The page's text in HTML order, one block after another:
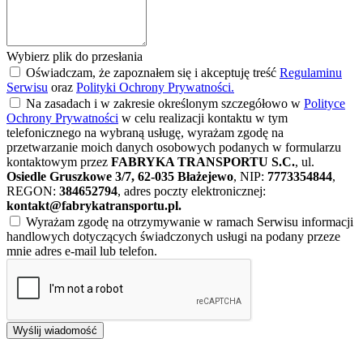
Wybierz plik do przesłania
Oświadczam, że zapoznałem się i akceptuję treść Regulaminu
Serwisu oraz Polityki Ochrony Prywatności.
Na zasadach i w zakresie określonym szczegółowo w Polityce
Ochrony Prywatności w celu realizacji kontaktu w tym
telefonicznego na wybraną usługę, wyrażam zgodę na
przetwarzanie moich danych osobowych podanych w formularzu
kontaktowym przez FABRYKA TRANSPORTU S.C., ul.
Osiedle Gruszkowe 3/7, 62-035 Błażejewo, NIP: 7773354844,
REGON: 384652794, adres poczty elektronicznej:
kontakt@fabrykatransportu.pl.
Wyrażam zgodę na otrzymywanie w ramach Serwisu informacji
handlowych dotyczących świadczonych usługi na podany przeze
mnie adres e-mail lub telefon.
Wyślij wiadomość